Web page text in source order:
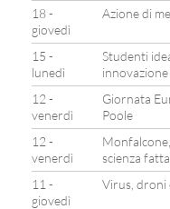
18 -
giovedì
Azione di
15 -
lunedì
Studenti
innovazione
12 -
venerdì
Giornata
Poole
12 -
venerdì
scienza
11 -
giovedì
Virus, droni